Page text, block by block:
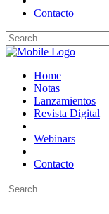
Contacto
Home
Notas
Lanzamientos
Revista Digital
Webinars
Contacto